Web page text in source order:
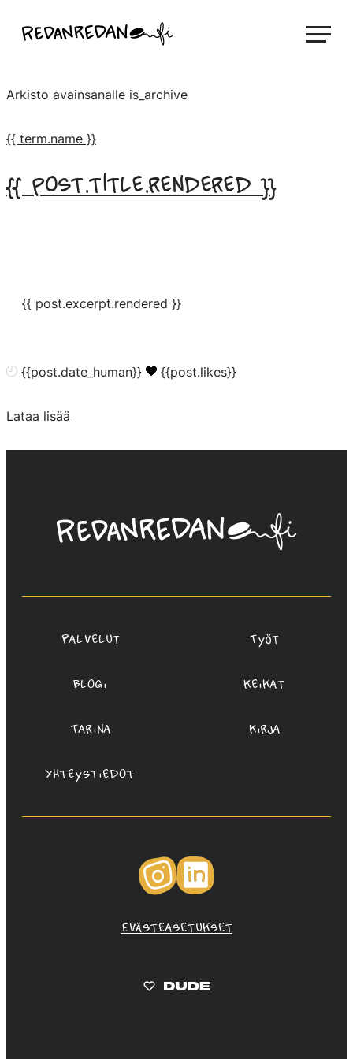
suoraan
Linda Saukko-Rauta, Redanredan Oy
piirrosvideoita
Arkisto avainsanalle is_archive
{{ term.name }}
{{ post.title.rendered }}
{{ post.excerpt.rendered }}
{{post.date_human}} {{post.likes}}
Lataa lisää
Linda
Saukko-
Oy
Palvelut Työt
Blogi Keikat
Tarina Kirja
Yhteystiedot
Instagram
Evästeasetukset